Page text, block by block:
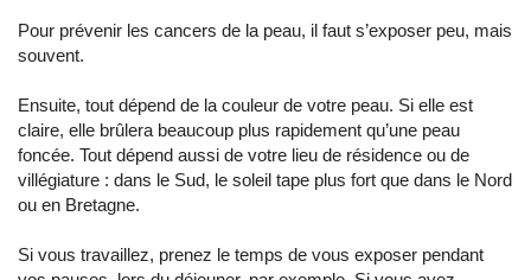
Pour prévenir les cancers de la peau, il faut s’exposer peu, mais
souvent.
Ensuite, tout dépend de la couleur de votre peau. Si elle est
claire, elle brûlera beaucoup plus rapidement qu’une peau
foncée. Tout dépend aussi de votre lieu de résidence ou de
villégiature : dans le Sud, le soleil tape plus fort que dans le Nord
ou en Bretagne.
Si vous travaillez, prenez le temps de vous exposer pendant